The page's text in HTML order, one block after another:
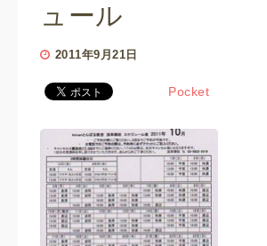
ュール
2011年9月21日
Pocket